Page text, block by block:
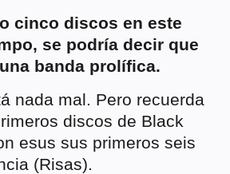
cinco discos en este
se podría decir que
banda prolífica.
nada mal. Pero recuerda
discos de Black
esus sus primeros seis
(Risas).